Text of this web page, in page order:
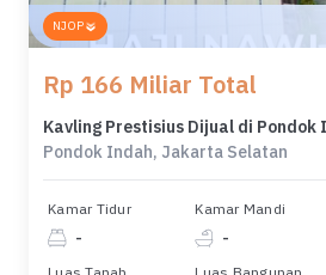
NJOP
Rp 166 Miliar Total
Pondok Indah, Jakarta Selatan
Kamar Tidur
-
Kamar Mandi
-
Luas Tanah Luas Bangunan